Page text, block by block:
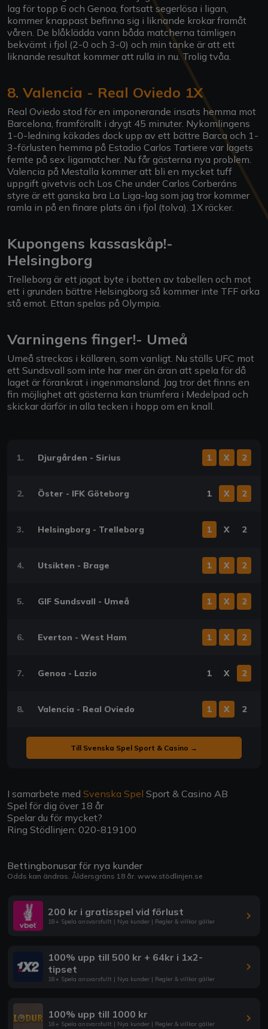
lag för topp 6 och Genoa, fortsatt segerlösa i ligan,
kommer knappast befinna sig i liknande krokar framåt
våren. De blåklädda vann båda matcherna tämligen
bekvämt i fjol (2-0 och 3-0) och min tanke är att ett
liknande resultat kommer att rulla in nu. Trolig tvåa.
8. Valencia - Real Oviedo 1X
Real Oviedo stod för en imponerande insats hemma mot
Barcelona, framförallt i drygt 45 minuter. Nykomlingens
1-0-ledning käkades dock upp av ett bättre Barca och 1-
3-förlusten hemma på Estadio Carlos Tartiere var lagets
femte på sex ligamatcher. Nu får gästerna nya problem.
Valencia på Mestalla kommer att bli en mycket tuff
uppgift givetvis och Los Che under Carlos Corberáns
styre är ett ganska bra La Liga-lag som jag tror kommer
ramla in på en finare plats än i fjol (tolva). 1X räcker.
Kupongens kassaskåp!-
Helsingborg
Trelleborg är ett jagat byte i botten av tabellen och mot
ett i grunden bättre Helsingborg så kommer inte TFF orka
stå emot. Ettan spelas på Olympia.
Varningens finger!- Umeå
Umeå streckas i källaren, som vanligt. Nu ställs UFC mot
ett Sundsvall som inte har mer än äran att spela för då
laget är förankrat i ingenmansland. Jag tror det finns en
fin möjlighet att gästerna kan triumfera i Medelpad och
skickar därför in alla tecken i hopp om en knall.
1. Djurgården - Sirius 1 X 2
2. Öster - IFK Göteborg 1 X 2
3. Helsingborg - Trelleborg 1 X 2
4. Utsikten - Brage 1 X 2
5. GIF Sundsvall - Umeå 1 X 2
6. Everton - West Ham 1 X 2
7. Genoa - Lazio 1 X 2
8. Valencia - Real Oviedo 1 X 2
Till Svenska Spel Sport & Casino →
I samarbete med Svenska Spel Sport & Casino AB
Spel för dig över 18 år
Spelar du för mycket?
Ring Stödlinjen: 020-819100
Bettingbonusar för nya kunder
Odds kan ändras. Åldersgräns 18 år. www.stödlinjen.se
200 kr i gratisspel vid förlust
18+ Spela ansvarsfullt | Nya kunder | Regler & villkor gäller
100% upp till 500 kr + 64kr i 1x2-
tipset
18+ Spela ansvarsfullt | Nya kunder | Regler & villkor gäller
100% upp till 1000 kr
18+ Spela ansvarsfullt | Nya kunder | Regler & villkor gäller